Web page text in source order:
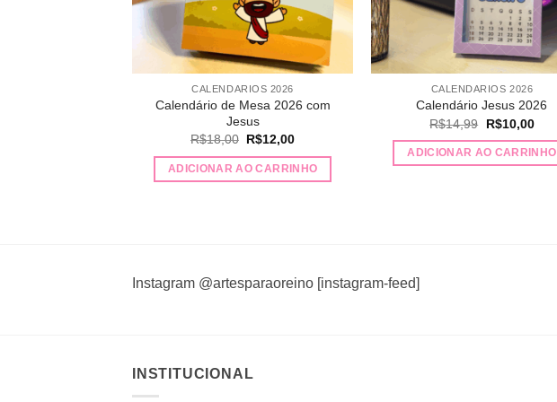
CALENDARIOS 2026
Calendário de Mesa 2026 com
Jesus
R$18,00 O
original
era:
R$12,00O
atual
é:
ADICIONAR AO CARRINHO
CALENDARIOS 2026
Calendário Jesus 2026
R$14,99
O
original
era:
R$10,00O
atual
é:
ADICIONAR AO CARRINHO
Instagram @artesparaoreino [instagram-feed]
INSTITUCIONAL